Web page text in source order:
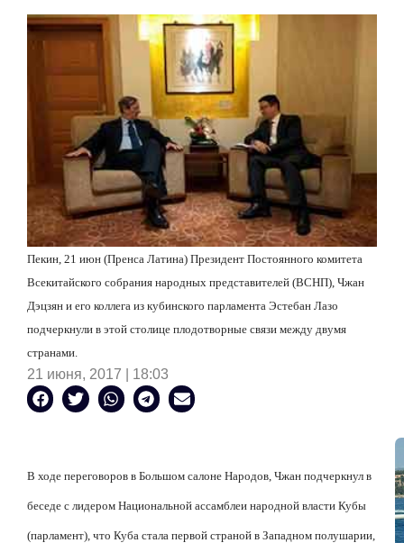
Пекин, 21 июн (Пренса Латина) Президент Постоянного комитета
Всекитайского собрания народных представителей (ВСНП), Чжан
Дэцзян и его коллега из кубинского парламента Эстебан Лазо
подчеркнули в этой столице плодотворные связи между двумя
странами.
21 июня, 2017 | 18:03
В ходе переговоров в Большом салоне Народов, Чжан подчеркнул в
беседе с лидером Национальной ассамблеи народной власти Кубы
(парламент), что Куба стала первой страной в Западном полушарии,